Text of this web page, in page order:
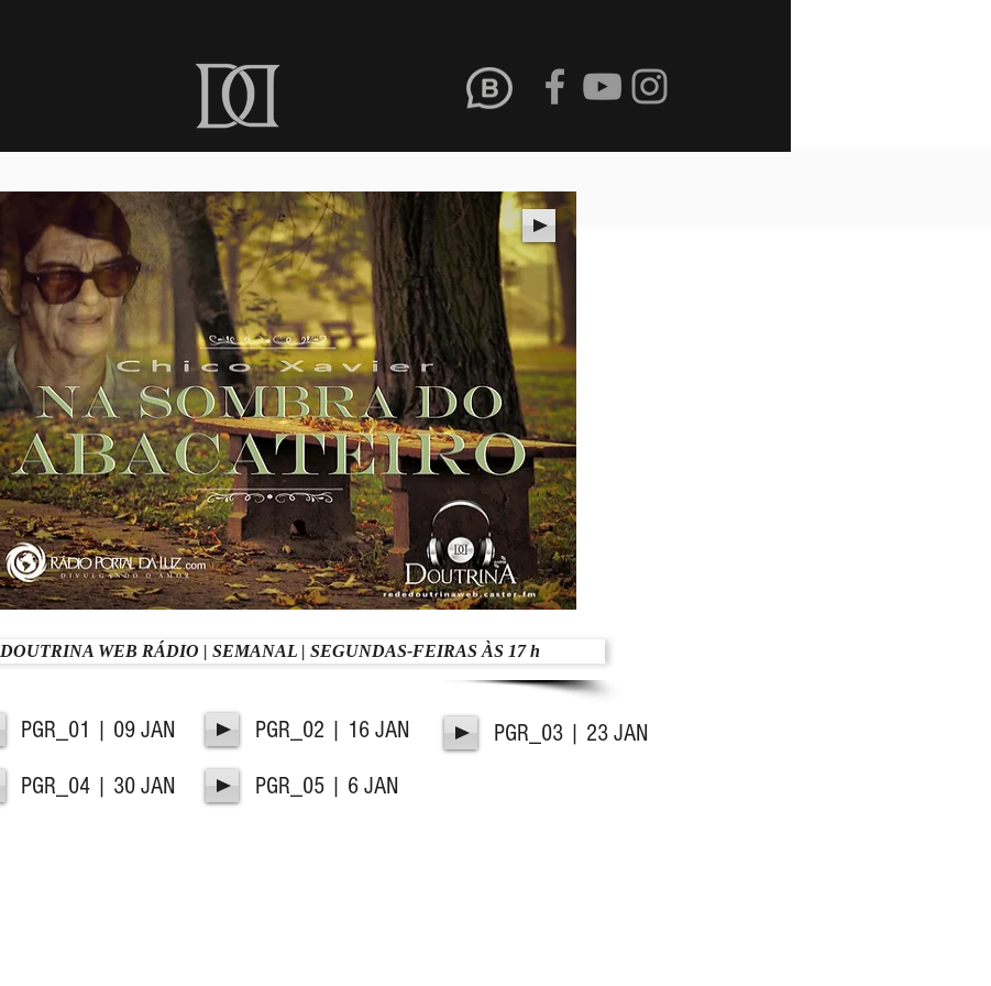
DOUTRINA WEB RÁDIO | SEMANAL | SEGUNDAS-FEIRAS ÀS 17 h
PGR_01 | 09 JAN PGR_02 | 16 JAN
PGR_03 | 23 JAN
PGR_04 | 30 JAN
PGR_05 | 6 JAN